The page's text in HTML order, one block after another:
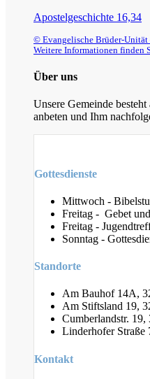
Apostelgeschichte 16,34
© Evangelische Brüder-Unität
Weitere Informationen finden
Über uns
Unsere Gemeinde
anbeten und Ihm
Gottesdienste
Mittwoch -
Freitag - Gebet
Freitag -
Sonntag -
Standorte
Am Bauhof 14A,
Am Stiftsland 19,
Cumberlandstr. 19,
Linderhofer Straße
Kontakt